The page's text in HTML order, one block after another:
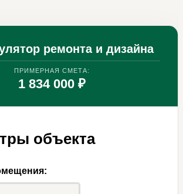
ремонта и дизайна
ПРИМЕРНАЯ СМЕТА:
1 834 000 ₽
объекта